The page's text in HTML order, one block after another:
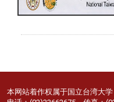
本网站着作权属于国立台湾大